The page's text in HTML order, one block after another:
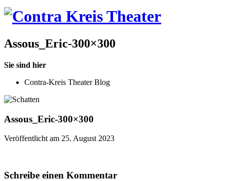
Assous_Eric-300×300
Sie sind hier
Contra-Kreis Theater Blog
Assous_Eric-300×300
Veröffentlicht am 25. August 2023
Schreibe einen Kommentar